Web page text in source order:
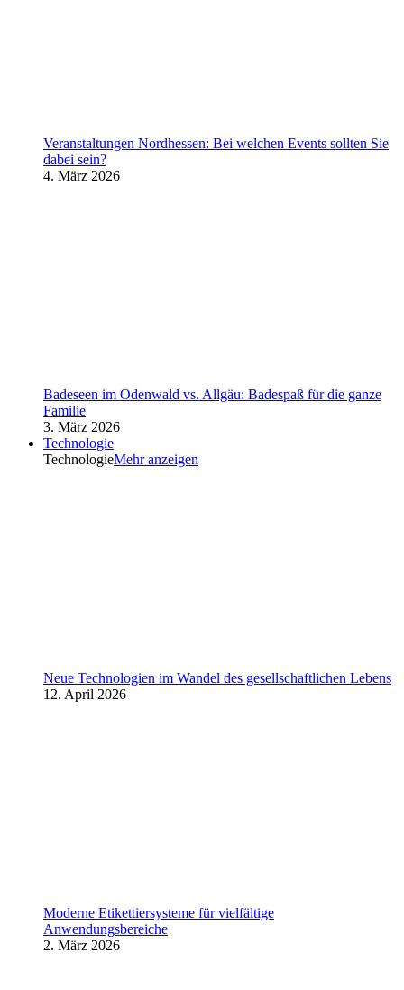
Veranstaltungen Nordhessen: Bei welchen Events sollten Sie
dabei sein?
4. März 2026
Badeseen im Odenwald vs. Allgäu: Badespaß für die ganze
Familie
3. März 2026
Technologie
TechnologieMehr anzeigen
Neue Technologien im Wandel des gesellschaftlichen Lebens
12. April 2026
Moderne Etikettiersysteme für vielfältige
Anwendungsbereiche
2. März 2026